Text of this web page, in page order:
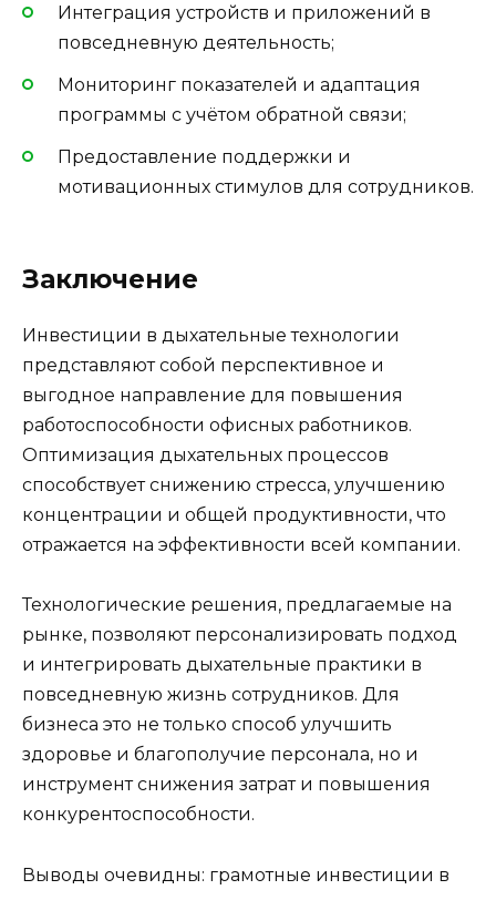
Интеграция устройств и приложений в
повседневную деятельность;
Мониторинг показателей и адаптация
программы с учётом обратной связи;
Предоставление поддержки и
мотивационных стимулов для сотрудников.
Заключение
Инвестиции в дыхательные технологии
представляют собой перспективное и
выгодное направление для повышения
работоспособности офисных работников.
Оптимизация дыхательных процессов
способствует снижению стресса, улучшению
концентрации и общей продуктивности, что
отражается на эффективности всей компании.
Технологические решения, предлагаемые на
рынке, позволяют персонализировать подход
и интегрировать дыхательные практики в
повседневную жизнь сотрудников. Для
бизнеса это не только способ улучшить
здоровье и благополучие персонала, но и
инструмент снижения затрат и повышения
конкурентоспособности.
Выводы очевидны: грамотные инвестиции в